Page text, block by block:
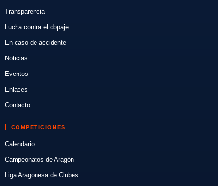
Transparencia
Lucha contra el dopaje
En caso de accidente
Noticias
Eventos
Enlaces
Contacto
COMPETICIONES
Calendario
Campeonatos de Aragón
Liga Aragonesa de Clubes